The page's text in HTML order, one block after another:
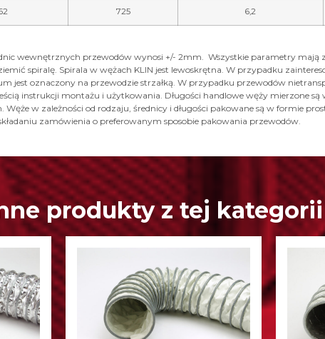
725 6,2
wewnętrznych przewodów wynosi +/- 2mm. Wszystkie parametry mają
spiralę. Spirala w wężach KLIN jest lewoskrętna. W przypadku
jest oznaczony na przewodzie strzałką. W przypadku przewodów
instrukcji montażu i użytkowania. Długości handlowe węży mierzone
w zależności od rodzaju, średnicy i długości pakowane są w formie
zamówienia o preferowanym sposobie pakowania przewodów.
produkty z tej kategorii